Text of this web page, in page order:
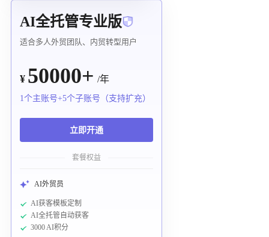
AI全托管专业版
适合多人外贸团队、内贸转型用户
¥ 50000+ /年
1个主账号+5个子账号（支持扩充）
立即开通
套餐权益
AI外贸员
AI获客模板定制
AI全托管自动获客
3000 AI积分